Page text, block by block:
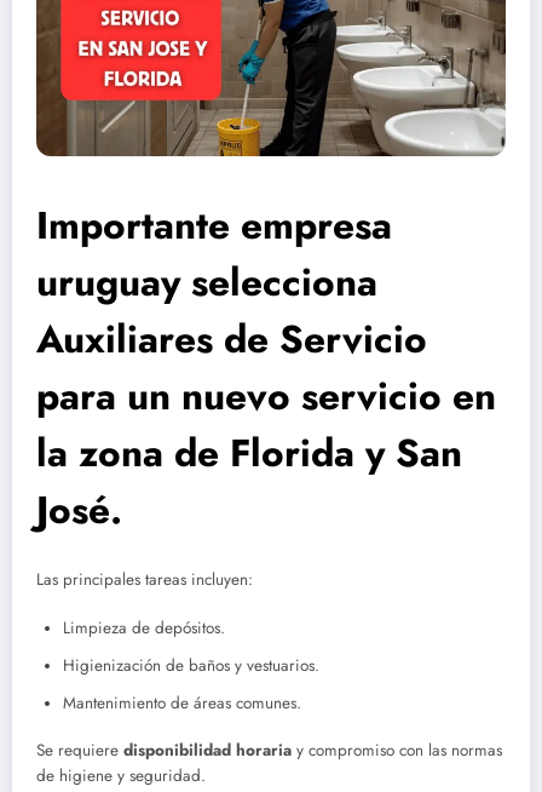
Importante empresa
uruguay selecciona
Auxiliares de Servicio
para un nuevo servicio en
la zona de Florida y San
José.
Las principales tareas incluyen:
Limpieza de depósitos.
Higienización de baños y vestuarios.
Mantenimiento de áreas comunes.
Se requiere disponibilidad horaria y compromiso con las normas
de higiene y seguridad.